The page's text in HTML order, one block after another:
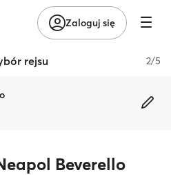
Zaloguj się
rejsu 2/5
Beverello